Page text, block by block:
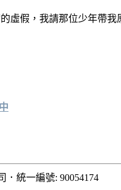
假，我請那位少年帶我
． 統一編號: 90054174